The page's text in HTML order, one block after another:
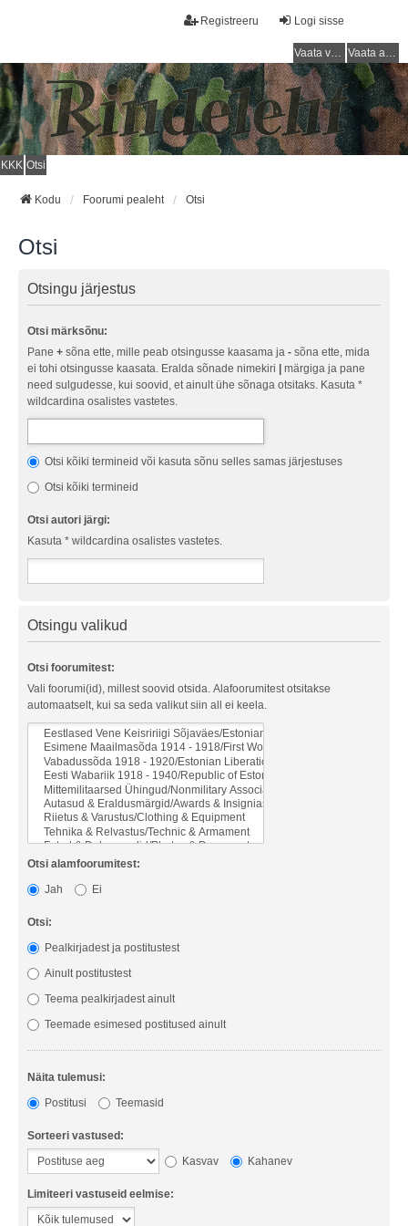
Logi sisse
Registreeru
Vaata vastamata teemasi Vaata aktiivseid teemasid
KKK Otsi
Kodu Foorumi pealeht Otsi
Otsi
Otsingu järjestus
Otsi märksõnu:
Pane + sõna ette, mille peab otsingusse kaasama ja - sõna ette, mida
ei tohi otsingusse kaasata. Eralda sõnade nimekiri
märgiga ja pane
need sulgudesse, kui soovid, et ainult ühe sõnaga otsitaks. Kasuta *
wildcardina osalistes vastetes.
Otsi kõiki termineid või kasuta sõnu selles samas järjestuses
Otsi kõiki termineid
Otsi autori järgi:
Kasuta * wildcardina osalistes vastetes.
Otsingu valikud
Otsi foorumitest:
Vali foorumi(id), millest soovid otsida. Alafoorumitest otsitakse
automaatselt, kui sa seda valikut siin all ei keela.
Otsi alamfoorumitest:
Jah
Ei
Otsi:
Pealkirjadest ja postitustest
Ainult postitustest
Teema pealkirjadest ainult
Teemade esimesed postitused ainult
Näita tulemusi:
Postitusi
Teemasid
Sorteeri vastused:
Kasvav
Kahanev
Limiteeri vastuseid eelmise: